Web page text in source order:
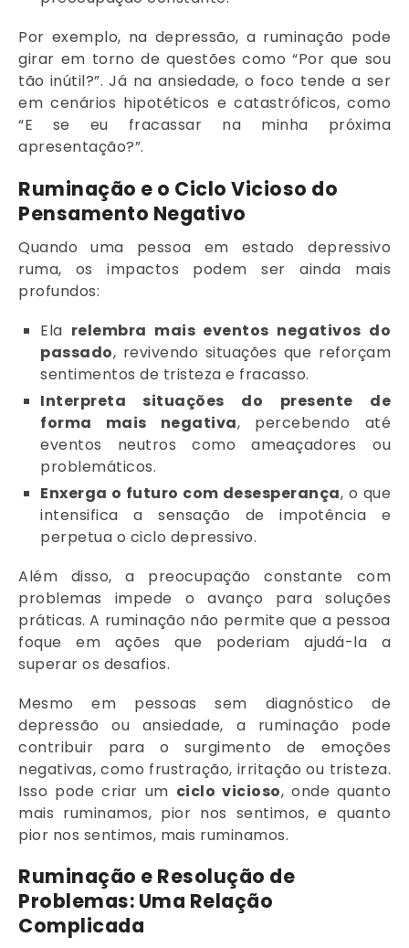
Por exemplo, na depressão, a ruminação pode
girar em torno de questões como “Por que sou
tão inútil?”. Já na ansiedade, o foco tende a ser
em cenários hipotéticos e catastróficos, como
“E se eu fracassar na minha próxima
apresentação?”.
Ruminação e o Ciclo Vicioso do
Pensamento Negativo
Quando uma pessoa em estado depressivo
ruma, os impactos podem ser ainda mais
profundos:
Ela relembra mais eventos negativos do
passado, revivendo situações que reforçam
sentimentos de tristeza e fracasso.
Interpreta situações do presente de
forma mais negativa, percebendo até
eventos neutros como ameaçadores ou
problemáticos.
Enxerga o futuro com desesperança, o que
intensifica a sensação de impotência e
perpetua o ciclo depressivo.
Além disso, a preocupação constante com
problemas impede o avanço para soluções
práticas. A ruminação não permite que a pessoa
foque em ações que poderiam ajudá-la a
superar os desafios.
Mesmo em pessoas sem diagnóstico de
depressão ou ansiedade, a ruminação pode
contribuir para o surgimento de emoções
negativas, como frustração, irritação ou tristeza.
Isso pode criar um ciclo vicioso, onde quanto
mais ruminamos, pior nos sentimos, e quanto
pior nos sentimos, mais ruminamos.
Ruminação e Resolução de
Problemas: Uma Relação
Complicada